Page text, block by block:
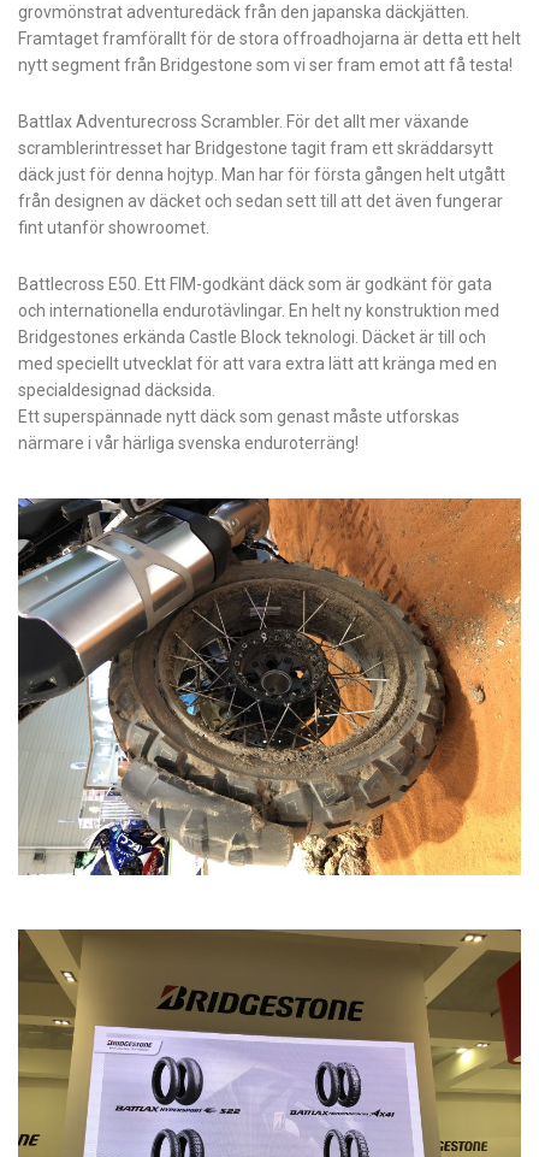
grovmönstrat adventuredäck från den japanska däckjätten.
Framtaget framförallt för de stora offroadhojarna är detta ett helt
nytt segment från Bridgestone som vi ser fram emot att få testa!
Battlax Adventurecross Scrambler. För det allt mer växande
scramblerintresset har Bridgestone tagit fram ett skräddarsytt
däck just för denna hojtyp. Man har för första gången helt utgått
från designen av däcket och sedan sett till att det även fungerar
fint utanför showroomet.
Battlecross E50. Ett FIM-godkänt däck som är godkänt för gata
och internationella endurotävlingar. En helt ny konstruktion med
Bridgestones erkända Castle Block teknologi. Däcket är till och
med speciellt utvecklat för att vara extra lätt att kränga med en
specialdesignad däcksida.
Ett superspännade nytt däck som genast måste utforskas
närmare i vår härliga svenska enduroterräng!